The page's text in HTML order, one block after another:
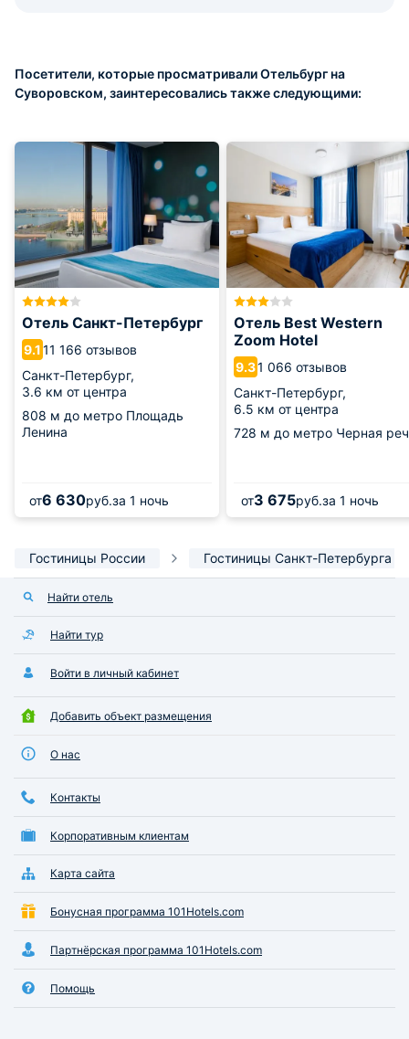
Посетители, которые просматривали Отельбург на
Суворовском, заинтересовались также следующими:
Отель Санкт-Петербург
9.111 166 отзывов
Санкт-Петербург,
3.6 км от центра
808 м до метро Площадь
Ленина
от6 630руб.за 1 ночь
Отель Best Western
Zoom Hotel
9.31 066 отзывов
Санкт-Петербург,
6.5 км от центра
728 м до метро Черная
от3 675руб.за 1 ночь
Гостиницы России Гостиницы Санкт-Петербурга
Найти отель
Найти тур
Войти в личный кабинет
Добавить объект размещения
О нас
Контакты
Корпоративным клиентам
Карта сайта
Бонусная программа 101Hotels.com
Партнёрская программа 101Hotels.com
Помощь